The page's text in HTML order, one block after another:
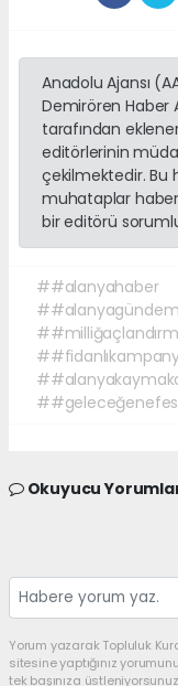
Anadolu Ajansı
Demirören Haber
tarafından
editörlerinin
çekilmektedir. Bu
muhataplar
bir editörü
##alanyahaber
##alanyagündem
##geleceğenefes
Okuyucu
Yorum yazarak Topluluk
sitesine yaptığınız
tek başınıza